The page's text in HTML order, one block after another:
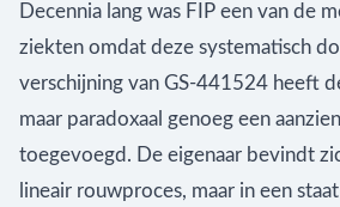
Decennia lang was FIP een van de
ziekten omdat deze systematisch
verschijning van GS-441524 heeft
maar paradoxaal genoeg een
toegevoegd. De eigenaar bevindt
lineair rouwproces, maar in een